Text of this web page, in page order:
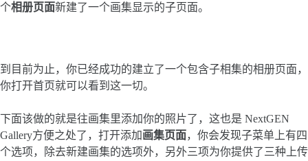
个相册页面新建了一个画集显示的子页面。
到目前为止，你已经成功的建立了一个包含子相集的相册页面，
你打开首页就可以看到这一切。
下面该做的就是往画集里添加你的照片了，这也是 NextGEN
Gallery方便之处了，打开添加画集页面，你会发现子菜单上有四
个选项，除去新建画集的选项外，另外三项为你提供了三种上传